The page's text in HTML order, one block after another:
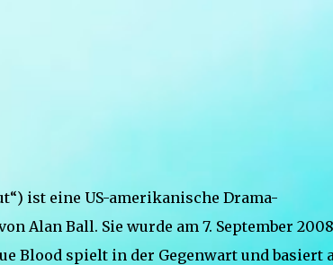
ist eine US-amerikanische Drama-
Alan Ball. Sie wurde am 7. September 2008
Blood spielt in der Gegenwart und basiert